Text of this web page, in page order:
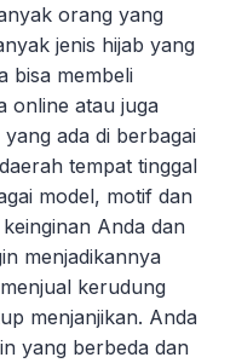
orang yang
jenis hijab yang
bisa membeli
online atau juga
ada di berbagai
tempat tinggal
model, motif dan
Anda dan
menjadikannya
kerudung
menjanjikan. Anda
yang berbeda dan